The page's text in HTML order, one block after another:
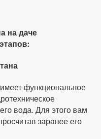
на даче
функциональное
вода. Для этого вам
заранее его